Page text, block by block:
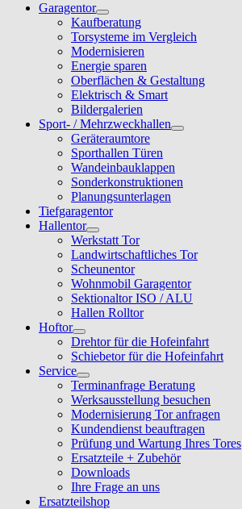
Garagentor
Kaufberatung
Torsysteme im Vergleich
Modernisieren
Energie sparen
Oberflächen & Gestaltung
Elektrisch & Smart
Bildergalerien
Sport- / Mehrzweckhallen
Geräteraumtore
Sporthallen Türen
Wandeinbauklappen
Sonderkonstruktionen
Planungsunterlagen
Tiefgaragentor
Hallentor
Werkstatt Tor
Landwirtschaftliches Tor
Scheunentor
Wohnmobil Garagentor
Sektionaltor ISO / ALU
Hallen Rolltor
Hoftor
Drehtor für die Hofeinfahrt
Schiebetor für die Hofeinfahrt
Service
Terminanfrage Beratung
Werksausstellung besuchen
Modernisierung Tor anfragen
Kundendienst beauftragen
Prüfung und Wartung Ihres Tores
Ersatzteile + Zubehör
Downloads
Ihre Frage an uns
Ersatzteilshop